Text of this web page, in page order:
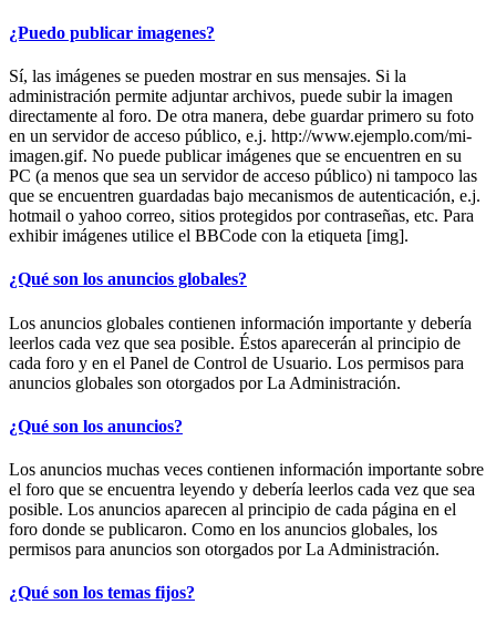
¿Puedo publicar imagenes?
Sí, las imágenes se pueden mostrar en sus mensajes. Si la
administración permite adjuntar archivos, puede subir la imagen
directamente al foro. De otra manera, debe guardar primero su foto
en un servidor de acceso público, e.j. http://www.ejemplo.com/mi-
imagen.gif. No puede publicar imágenes que se encuentren en su
PC (a menos que sea un servidor de acceso público) ni tampoco las
que se encuentren guardadas bajo mecanismos de autenticación, e.j.
hotmail o yahoo correo, sitios protegidos por contraseñas, etc. Para
exhibir imágenes utilice el BBCode con la etiqueta [img].
¿Qué son los anuncios globales?
Los anuncios globales contienen información importante y debería
leerlos cada vez que sea posible. Éstos aparecerán al principio de
cada foro y en el Panel de Control de Usuario. Los permisos para
anuncios globales son otorgados por La Administración.
¿Qué son los anuncios?
Los anuncios muchas veces contienen información importante sobre
el foro que se encuentra leyendo y debería leerlos cada vez que sea
posible. Los anuncios aparecen al principio de cada página en el
foro donde se publicaron. Como en los anuncios globales, los
permisos para anuncios son otorgados por La Administración.
¿Qué son los temas fijos?